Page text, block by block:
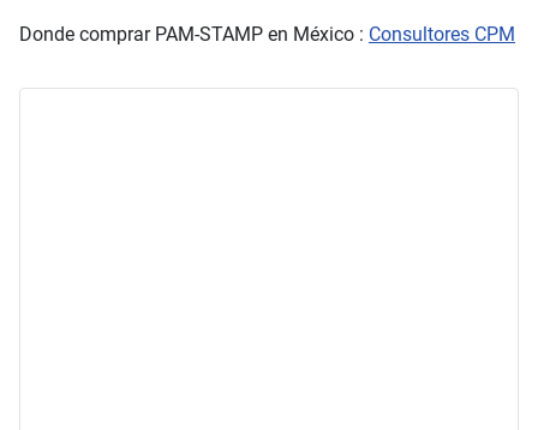
Donde comprar PAM-STAMP en México : Consultores CPM